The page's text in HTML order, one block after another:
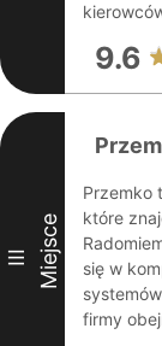
9.6
III Miejsce
Przemko
które
się w
firmy